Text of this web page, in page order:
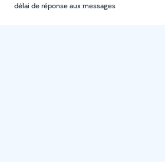
délai de réponse aux messages